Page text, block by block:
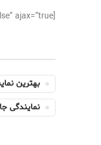
[gravityform id=”5″ title=”true” description=”false” ajax=”true”]
بهترین
نمایندگی